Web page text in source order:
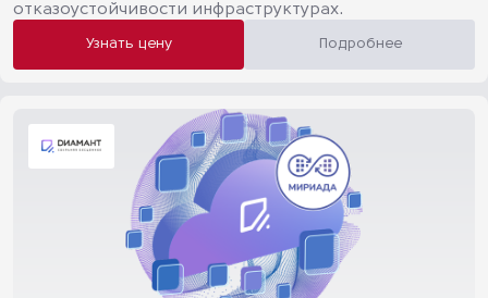
отказоустойчивости инфраструктурах.
Узнать цену Подробнее